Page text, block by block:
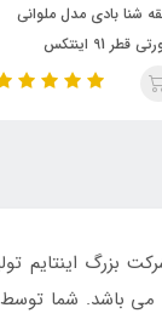
حلقه شنا بادی
آبی قطر 91 اینتکس
شرکت بزرگ
باشد. شما توسط